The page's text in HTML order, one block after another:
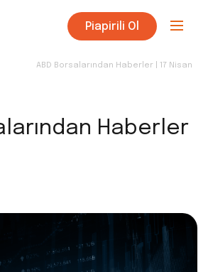
Piapirili Ol
ABD Borsalarından Haberler | 17 Nisan
Haberler